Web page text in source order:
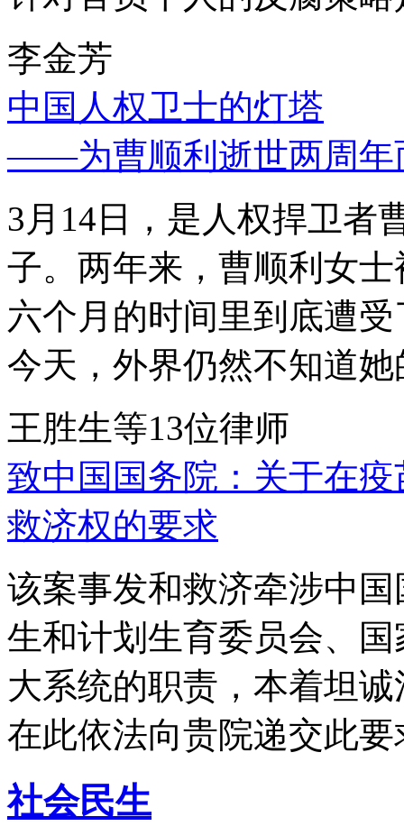
李金芳
中国人权卫士的灯塔
——为曹顺利逝世两周年
3月14日，是人权捍卫者
子。两年来，曹顺利女
六个月的时间里到底遭
今天，外界仍然不知道
王胜生等13位律师
致中国国务院：关于在
救济权的要求
该案事发和救济牵涉中
生和计划生育委员会、
大系统的职责，本着坦
在此依法向贵院递交此要
社会民生